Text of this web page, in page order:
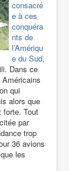
consacré
e à ces
conquéra
nts de
l’Amériqu
e du Sud,
Dans ce
qui
alors que
forte. Tout
par
trop
36 avions
les